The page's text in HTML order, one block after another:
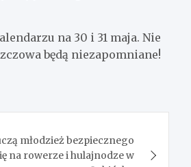
na 30 i 31 maja. Nie
będą niezapomniane!
młodzież bezpiecznego
na rowerze i hulajnodze w